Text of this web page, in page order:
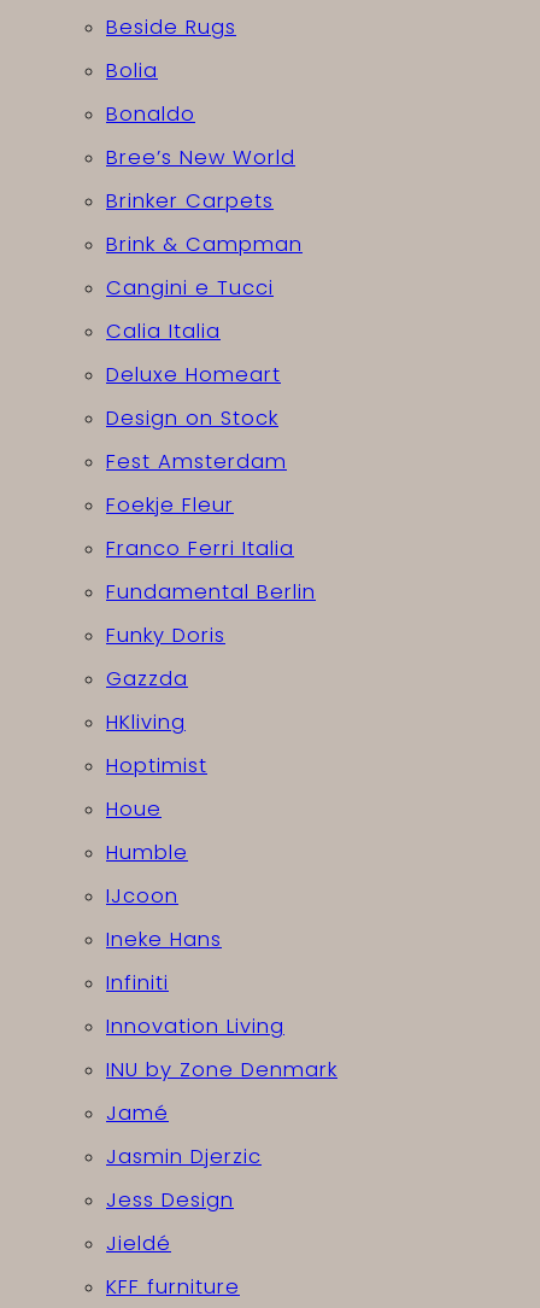
Beside Rugs
Bolia
Bonaldo
Bree’s New World
Brinker Carpets
Brink & Campman
Cangini e Tucci
Calia Italia
Deluxe Homeart
Design on Stock
Fest Amsterdam
Foekje Fleur
Franco Ferri Italia
Fundamental Berlin
Funky Doris
Gazzda
HKliving
Hoptimist
Houe
Humble
IJcoon
Ineke Hans
Infiniti
Innovation Living
INU by Zone Denmark
Jamé
Jasmin Djerzic
Jess Design
Jieldé
KFF furniture